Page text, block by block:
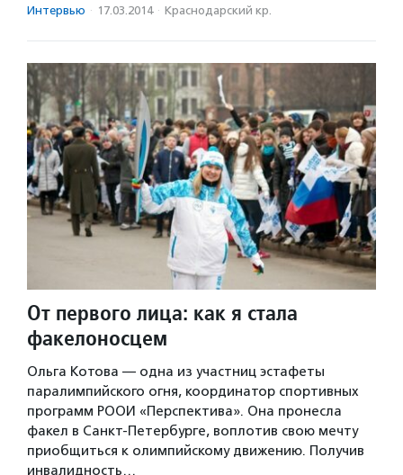
Интервью · 17.03.2014 · Краснодарский кр.
От первого лица: как я стала
факелоносцем
Ольга Котова — одна из участниц эстафеты
паралимпийского огня, координатор спортивных
программ РООИ «Перспектива». Она пронесла
факел в Санкт-Петербурге, воплотив свою мечту
приобщиться к олимпийскому движению. Получив
инвалидность…